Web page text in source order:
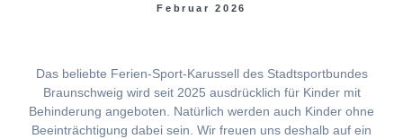
Februar 2026
Das beliebte Ferien-Sport-Karussell des Stadtsportbundes
Braunschweig wird seit 2025 ausdrücklich für Kinder mit
Behinderung angeboten. Natürlich werden auch Kinder ohne
Beeinträchtigung dabei sein. Wir freuen uns deshalb auf ein